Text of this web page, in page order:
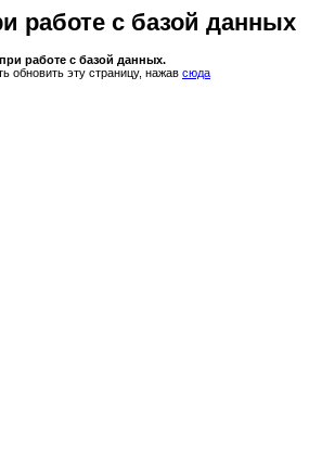
работе с базой данных
работе с базой данных.
обновить эту страницу, нажав сюда